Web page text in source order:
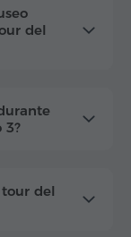
del
3?
del